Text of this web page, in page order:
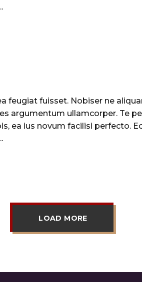
feugiat fuisset. Nobiser ne
argumentum ullamcorper. Te
ea ius novum facilisi perfecto.
LOAD MORE